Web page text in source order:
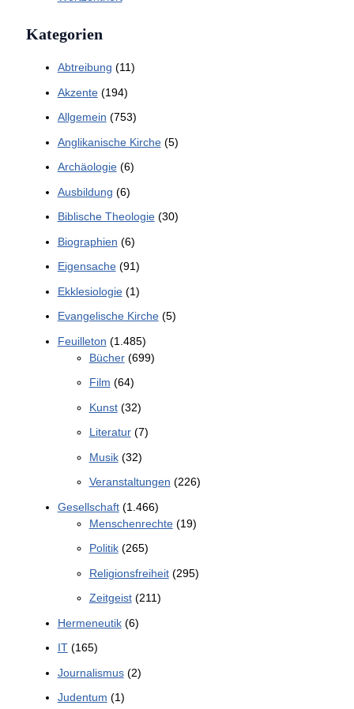
Kategorien
Abtreibung (11)
Akzente(194)
Allgemein (753)
Anglikanische Kirche(5)
Archäologie(6)
Ausbildung (6)
Biblische Theologie(30)
Biographien (6)
Eigensache(91)
Ekklesiologie(1)
Evangelische Kirche(5)
Feuilleton (1.485)
Bücher(699)
Film (64)
Kunst(32)
Literatur(7)
Musik(32)
Veranstaltungen (226)
Gesellschaft(1.466)
Menschenrechte(19)
Politik(265)
Religionsfreiheit(295)
Zeitgeist(211)
Hermeneutik(6)
IT(165)
Journalismus(2)
Judentum (1)